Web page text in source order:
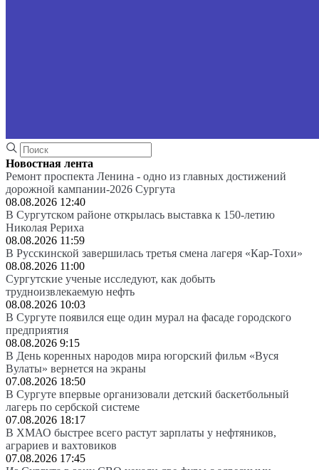
Новостная лента
Ремонт проспекта Ленина - одно из главных достижений
дорожной кампании-2026 Сургута
08.08.2026 12:40
В Сургутском районе открылась выставка к 150-летию
Николая Рериха
08.08.2026 11:59
В Русскинской завершилась третья смена лагеря «Кар-Тохи»
08.08.2026 11:00
Сургутские ученые исследуют, как добыть
трудноизвлекаемую нефть
08.08.2026 10:03
В Сургуте появился еще один мурал на фасаде городского
предприятия
08.08.2026 9:15
В День коренных народов мира югорский фильм «Вуся
Вулаты» вернется на экраны
07.08.2026 18:50
В Сургуте впервые организовали детский баскетбольный
лагерь по сербской системе
07.08.2026 18:17
В ХМАО быстрее всего растут зарплаты у нефтяников,
аграриев и вахтовиков
07.08.2026 17:45